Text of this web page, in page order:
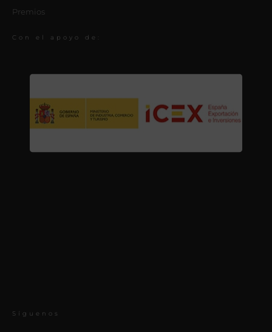
Premios
Con el apoyo de:
Síguenos